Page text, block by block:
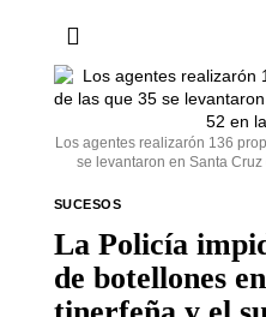
Los agentes realizarón 136
se levantaron en Santa
SUCESOS
La Policía
de botellones